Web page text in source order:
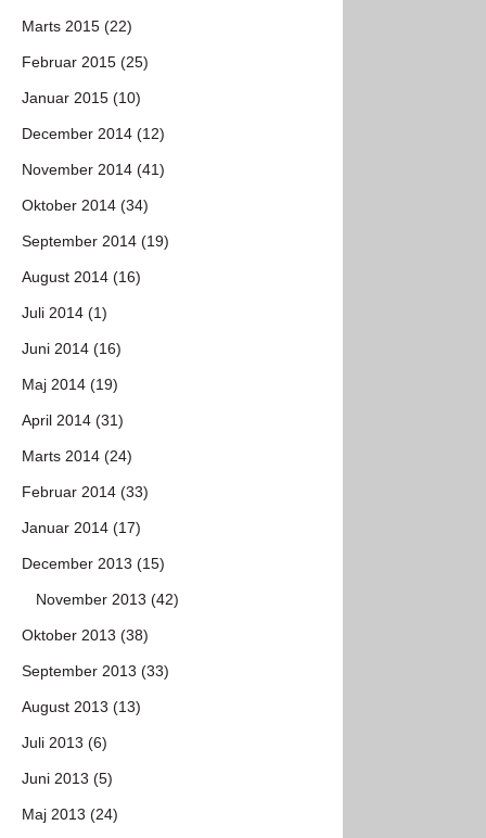
Marts 2015 (22)
Februar 2015 (25)
Januar 2015 (10)
December 2014 (12)
November 2014 (41)
Oktober 2014 (34)
September 2014 (19)
August 2014 (16)
Juli 2014 (1)
Juni 2014 (16)
Maj 2014 (19)
April 2014 (31)
Marts 2014 (24)
Februar 2014 (33)
Januar 2014 (17)
December 2013 (15)
November 2013 (42)
Oktober 2013 (38)
September 2013 (33)
August 2013 (13)
Juli 2013 (6)
Juni 2013 (5)
Maj 2013 (24)